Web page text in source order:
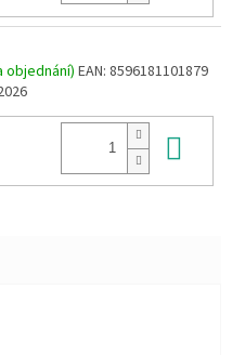
objednání) EAN: 8596181101879
5 z 5 hvězdiček.